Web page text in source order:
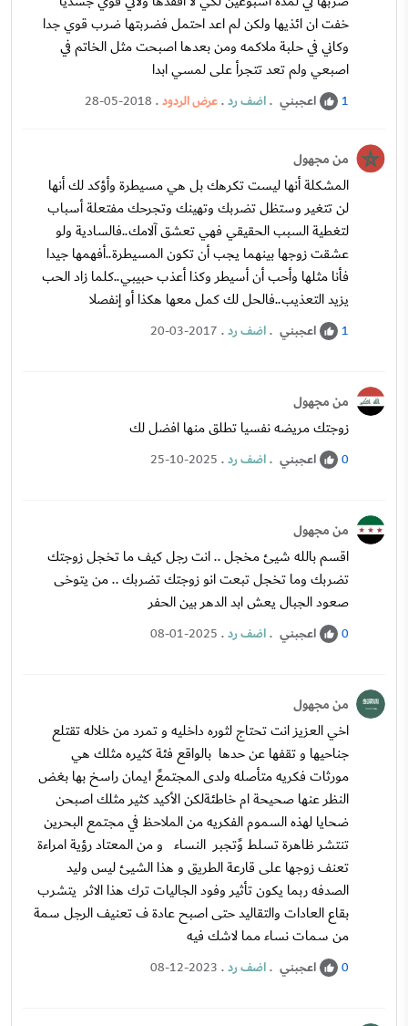
خفت ان ائذيها ولكن لم اعد احتمل فضربتها ضرب قوي جدا
وكاني في حلبة ملاكمه ومن بعدها اصبحت مثل الخاتم في
اصبعي ولم تعد تتجرأ على لمسي ابدا
1 اعجبني .اضف رد.عرض الردود.
28-05-2018
من مجهول
المشكلة أنها ليست تكرهك بل هي مسيطرة وأؤكد لك أنها
لن تتغير وستظل تضربك وتهينك وتجرحك مفتعلة أسباب
لتغطية السبب الحقيقي فهي تعشق آلامك..فالسادية ولو
عشقت زوجها بينهما يجب أن تكون المسيطرة..أفهمها جيدا
فأنا مثلها وأحب أن أسيطر وكذا أعذب حبيبي..كلما زاد الحب
يزيد التعذيب..فالحل لك كمل معها هكذا أو إنفصلا
1 اعجبني .اضف رد.
20-03-2017
من مجهول
زوجتك مريضه نفسيا تطلق منها افضل لك
0 اعجبني .اضف رد.
25-10-2025
من مجهول
اقسم بالله شيئ مخجل .. انت رجل كيف ما تخجل زوجتك
تضربك وما تخجل تبعت انو زوجتك تضربك .. من يتوخى
صعود الجبال يعش ابد الدهر بين الحفر
0 اعجبني .اضف رد.
08-01-2025
من مجهول
اخي العزيز انت تحتاج لثوره داخليه و تمرد من خلاله تقتلع
جناحيها و تقفها عن حدها بالواقع فئة كثيره مثلك هي
مورثات فكريه متأصله ولدى المجتمعً ايمان راسخ بها بغض
النظر عنها صحيحة ام خاطئةلكن الأكيد كثير مثلك اصبحن
ضحايا لهذه السموم الفكريه من الملاحظ في مجتمع البحرين
تنتشر ظاهرة تسلط وًتجبر النساء و من المعتاد رؤية امراءة
تعنف زوجها على قارعة الطريق و هذا الشيئ ليس وليد
الصدفه ربما يكون تأثير وفود الجاليات ترك هذا الاثر يتشرب
بقاع العادات والتقاليد حتى اصبح عادة ف تعنيف الرجل سمة
من سمات نساء مما لاشك فيه
0 اعجبني .اضف رد.
08-12-2023